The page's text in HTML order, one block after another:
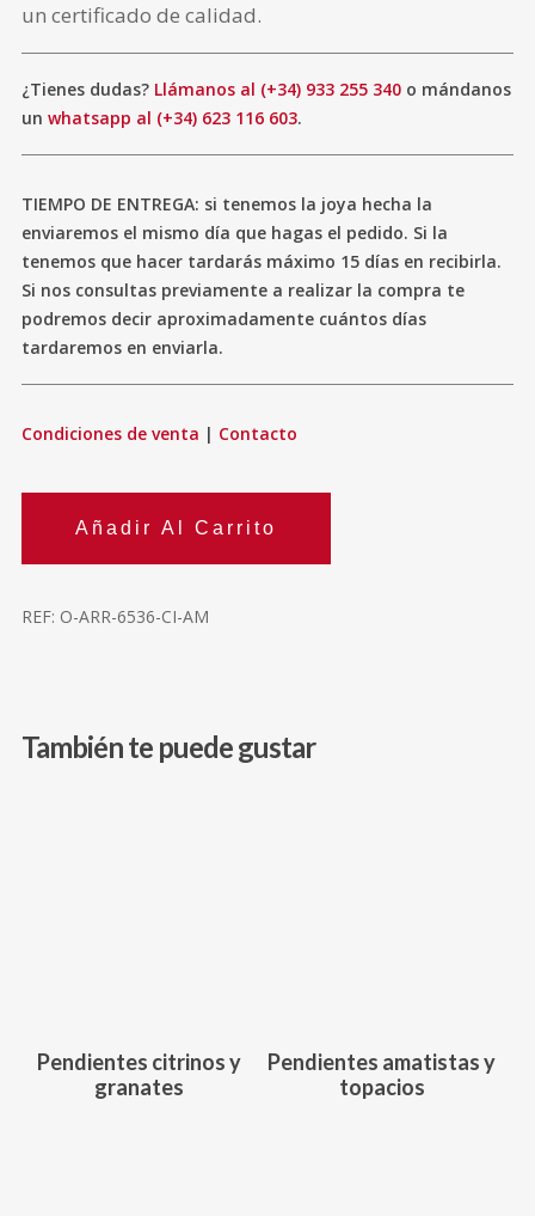
un certificado de calidad.
¿Tienes dudas? Llámanos al (+34) 933 255 340 o mándanos
un whatsapp al (+34) 623 116 603.
TIEMPO DE ENTREGA: si tenemos la joya hecha la
enviaremos el mismo día que hagas el pedido. Si la
tenemos que hacer tardarás máximo 15 días en recibirla.
Si nos consultas previamente a realizar la compra te
podremos decir aproximadamente cuántos días
tardaremos en enviarla.
Condiciones de venta | Contacto
Añadir Al Carrito
REF: O-ARR-6536-CI-AM
También te puede gustar
Pendientes citrinos y
granates
Pendientes amatistas y
topacios